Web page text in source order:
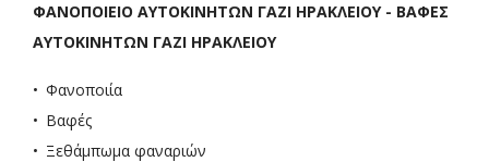
ΦΑΝΟΠΟΙΕΙΟ ΑΥΤΟΚΙΝΗΤΩΝ ΓΑΖΙ ΗΡΑΚΛΕΙΟΥ - ΒΑΦΕΣ
ΑΥΤΟΚΙΝΗΤΩΝ ΓΑΖΙ ΗΡΑΚΛΕΙΟΥ
Φανοποιία
Βαφές
Ξεθάμπωμα φαναριών